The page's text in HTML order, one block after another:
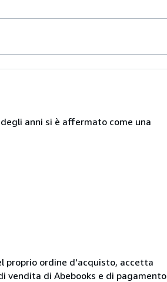
anni si è affermato come una
proprio ordine d'acquisto, accetta
vendita di Abebooks e di pagamento